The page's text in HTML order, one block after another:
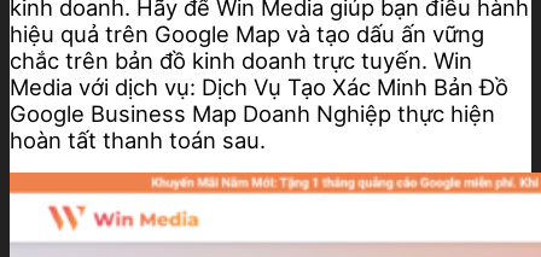
kinh doanh. Hãy để Win Media giúp bạn điều hành
hiệu quả trên Google Map và tạo dấu ấn vững
chắc trên bản đồ kinh doanh trực tuyến. Win
Media với dịch vụ: Dịch Vụ Tạo Xác Minh Bản Đồ
Google Business Map Doanh Nghiệp thực hiện
hoàn tất thanh toán sau.